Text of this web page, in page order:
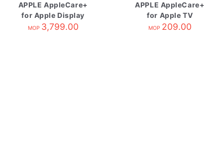
APPLE AppleCare+
for Apple Display
MOP 3,799.00
APPLE AppleCare+
for Apple TV
MOP 209.00